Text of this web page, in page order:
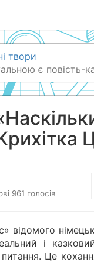
твори
є повість-
961 голосів
відомого
і
Це